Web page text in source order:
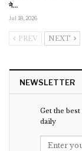
ने…
Jul 18, 2026
PREV NEXT
NEWSLETTER
Get the
daily